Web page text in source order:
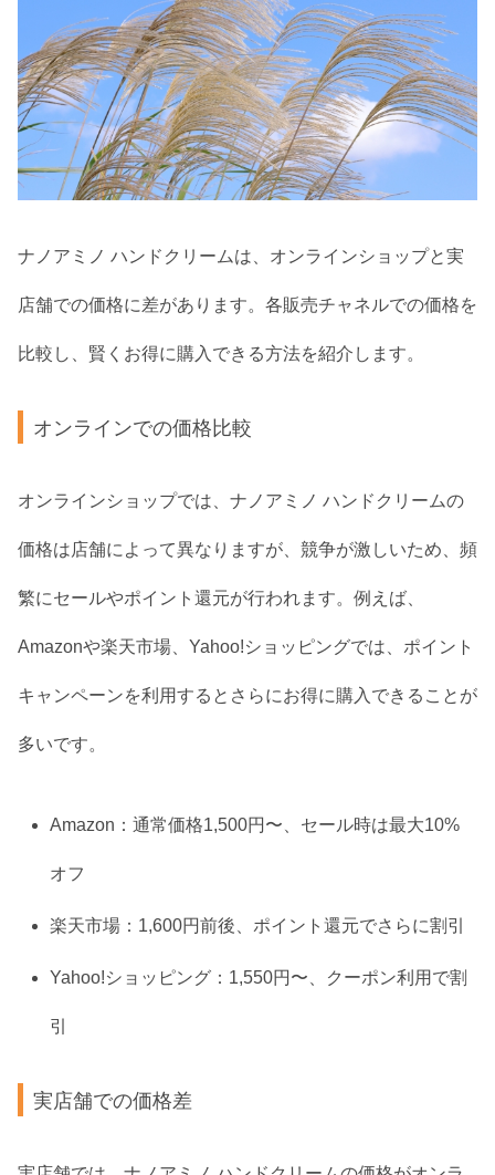
ナノアミノ ハンドクリームは、オンラインショップと実
店舗での価格に差があります。各販売チャネルでの価格を
比較し、賢くお得に購入できる方法を紹介します。
オンラインでの価格比較
オンラインショップでは、ナノアミノ ハンドクリームの
価格は店舗によって異なりますが、競争が激しいため、頻
繁にセールやポイント還元が行われます。例えば、
Amazonや楽天市場、Yahoo!ショッピングでは、ポイント
キャンペーンを利用するとさらにお得に購入できることが
多いです。
Amazon：通常価格1,500円〜、セール時は最大10%
オフ
楽天市場：1,600円前後、ポイント還元でさらに割引
Yahoo!ショッピング：1,550円〜、クーポン利用で割
引
実店舗での価格差